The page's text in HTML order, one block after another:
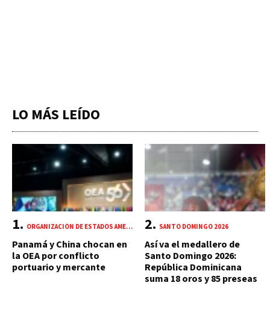
LO MÁS LEÍDO
ORGANIZACIÓN DE ESTADOS AMERICANOS (OEA)
Panamá y China chocan en
la OEA por conflicto
portuario y mercante
SANTO DOMINGO 2026
Así va el medallero de
Santo Domingo 2026:
República Dominicana
suma 18 oros y 85 preseas